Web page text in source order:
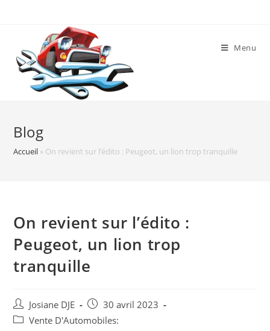
Menu
Blog
Accueil » On revient sur l’édito : Peugeot, un lion trop tranquille
On revient sur l’édito :
Peugeot, un lion trop
tranquille
Auteur/autrice
de
Josiane DJE
Post
published:
30 avril 2023
PostVente D'Automobiles: